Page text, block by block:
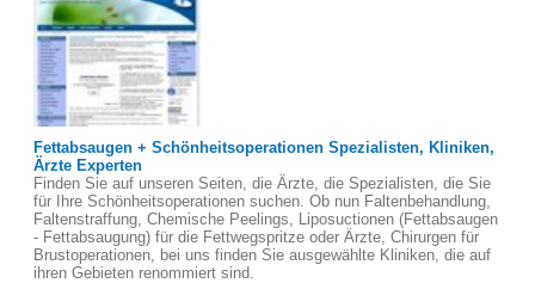
Fettabsaugen + Schönheitsoperationen Spezialisten, Kliniken,
Ärzte Experten
Finden Sie auf unseren Seiten, die Ärzte, die Spezialisten, die Sie
für Ihre Schönheitsoperationen suchen. Ob nun Faltenbehandlung,
Faltenstraffung, Chemische Peelings, Liposuctionen (Fettabsaugen
- Fettabsaugung) für die Fettwegspritze oder Ärzte, Chirurgen für
Brustoperationen, bei uns finden Sie ausgewählte Kliniken, die auf
ihren Gebieten renommiert sind.